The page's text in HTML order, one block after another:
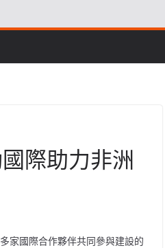
際助力非洲
家國際合作夥伴共同參與建設的